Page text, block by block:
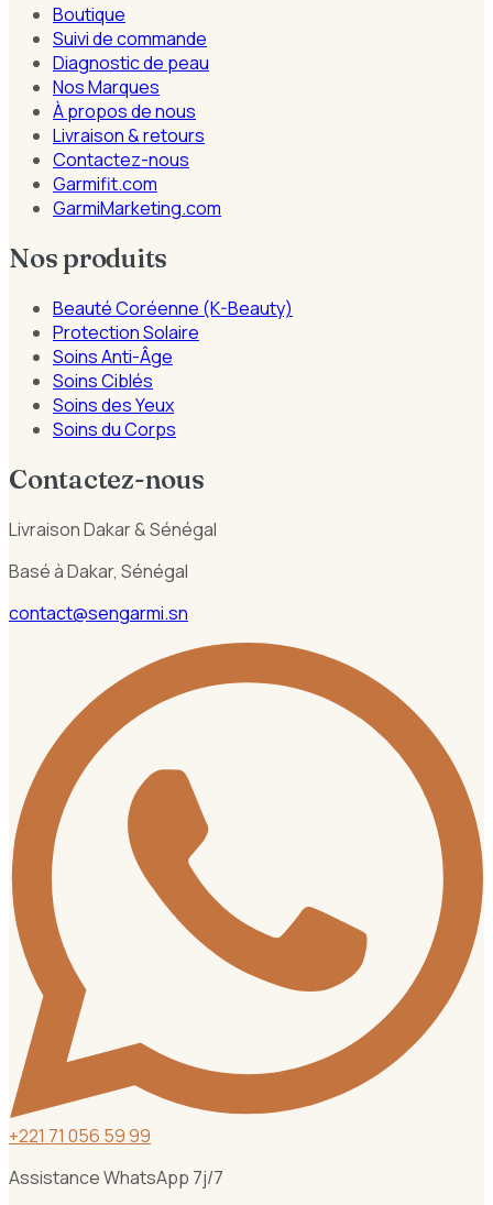
Boutique
Suivi de commande
Diagnostic de peau
Nos Marques
À propos de nous
Livraison & retours
Contactez-nous
Garmifit.com
GarmiMarketing.com
Nos produits
Beauté Coréenne (K-Beauty)
Protection Solaire
Soins Anti-Âge
Soins Ciblés
Soins des Yeux
Soins du Corps
Contactez-nous
Livraison Dakar & Sénégal
Basé à Dakar, Sénégal
contact@sengarmi.sn
+221 71 056 59 99
Assistance WhatsApp 7j/7